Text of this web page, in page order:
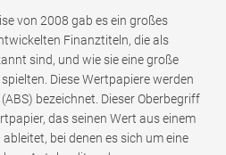
von 2008 gab es ein großes
Finanztiteln, die als
sind, und wie sie eine große
Diese Wertpapiere werden
bezeichnet. Dieser Oberbegriff
das seinen Wert aus einem
bei denen es sich um eine